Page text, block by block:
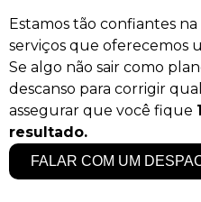
Estamos tão confiantes
serviços que oferecemos
Se algo não sair como
descanso para corrigir
assegurar que você fique
resultado.
FALAR COM UM